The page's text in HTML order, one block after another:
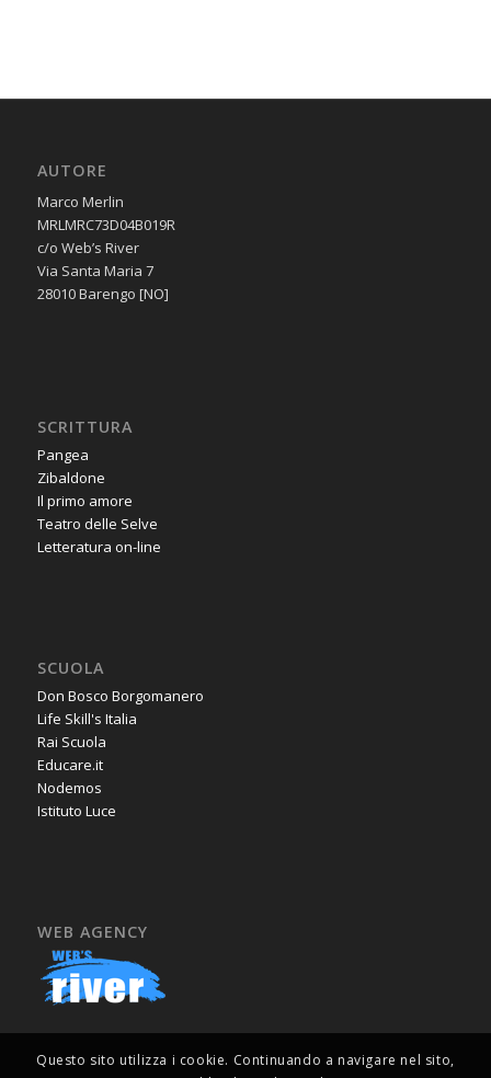
AUTORE
Marco Merlin
MRLMRC73D04B019R
c/o Web’s River
Via Santa Maria 7
28010 Barengo [NO]
SCRITTURA
Pangea
Zibaldone
Il primo amore
Teatro delle Selve
Letteratura on-line
SCUOLA
Don Bosco Borgomanero
Life Skill's Italia
Rai Scuola
Educare.it
Nodemos
Istituto Luce
WEB AGENCY
Questo sito utilizza i cookie. Continuando a navigare nel sito,